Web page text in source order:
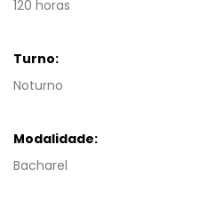
120 horas
Turno:
Noturno
Modalidade:
Bacharel